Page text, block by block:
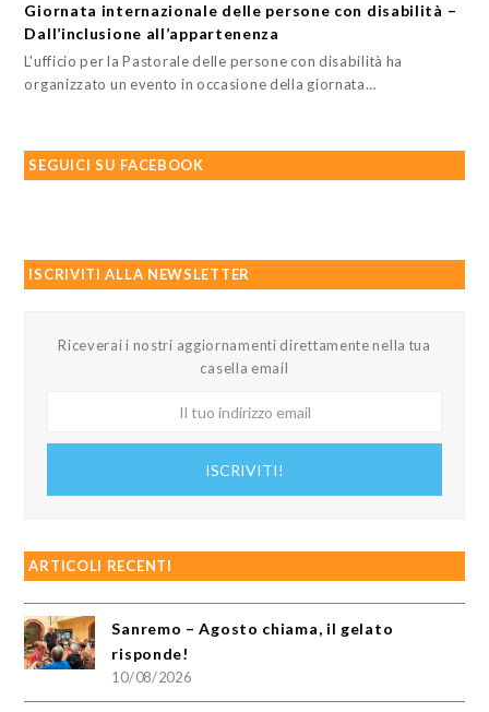
Giornata internazionale delle persone con disabilità –
Dall’inclusione all’appartenenza
L'ufficio per la Pastorale delle persone con disabilità ha
organizzato un evento in occasione della giornata…
SEGUICI SU FACEBOOK
ISCRIVITI ALLA NEWSLETTER
Riceverai i nostri aggiornamenti direttamente nella tua
casella email
ISCRIVITI!
ARTICOLI RECENTI
Sanremo – Agosto chiama, il gelato
risponde!
10/08/2026